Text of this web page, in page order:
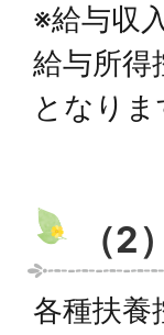
※給与収
給与所得
となりま
（
各種扶養